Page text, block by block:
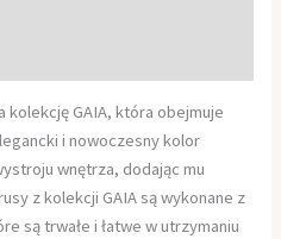
kolekcję GAIA, która obejmuje
i nowoczesny kolor
wnętrza, dodając mu
z kolekcji GAIA są wykonane z
są trwałe i łatwe w utrzymaniu